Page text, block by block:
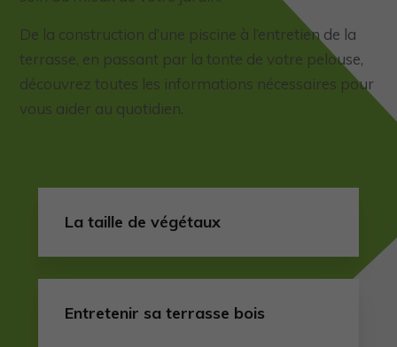
De la construction d’une piscine à l’entretien de la
terrasse, en passant par la tonte de votre pelouse,
découvrez toutes les informations nécessaires pour
vous aider au quotidien.
La taille de végétaux
Entretenir sa terrasse bois